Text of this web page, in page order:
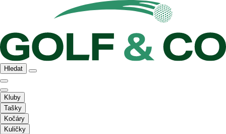
Hledat
Kluby
Tašky
Kočáry
Kuličky